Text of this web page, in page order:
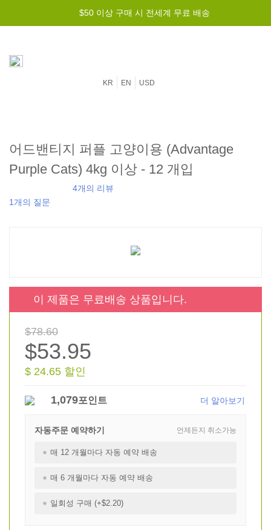
$50 이상 구매 시 전세계 무료 배송
KR EN USD
어드밴티지 퍼플 고양이용 (Advantage
Purple Cats) 4kg 이상 - 12 개입
4개의 리뷰
1개의 질문
이 제품은 무료배송 상품입니다.
$78.60
$53.95
$ 24.65 할인
1,079포인트 더 알아보기
언제든지 취소가능
자동주문 예약하기
매 12 개월마다 자동 예약 배송
매 6 개월마다 자동 예약 배송
일회성 구매 (+$2.20)